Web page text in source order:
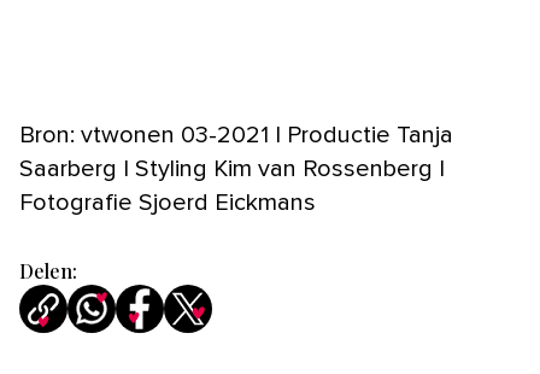
Bron: vtwonen 03-2021 | Productie Tanja
Saarberg | Styling Kim van Rossenberg |
Fotografie Sjoerd Eickmans
Delen: